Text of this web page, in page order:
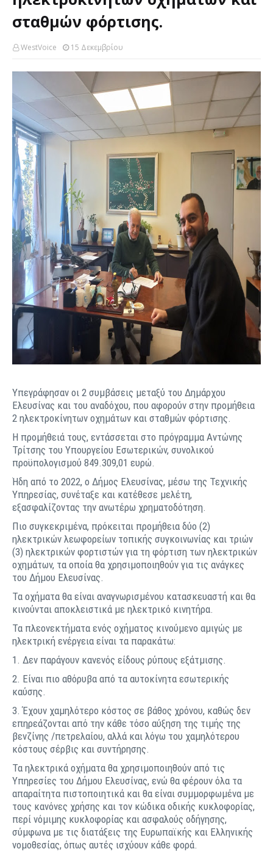
σταθμών φόρτισης.
WestVoice 15 Δεκεμβρίου
Υπεγράφησαν οι 2 συμβάσεις μεταξύ του Δημάρχου
Ελευσίνας και του αναδόχου, που αφορούν στην προμήθεια
2 ηλεκτροκίνητων οχημάτων και σταθμών φόρτισης.
Η προμήθειά τους, εντάσσεται στο πρόγραμμα Αντώνης
Τρίτσης του Υπουργείου Εσωτερικών, συνολικού
προϋπολογισμού 849.309,01 ευρώ.
Ήδη από το 2022, ο Δήμος Ελευσίνας, μέσω της Τεχνικής
Υπηρεσίας, συνέταξε και κατέθεσε μελέτη,
εξασφαλίζοντας την ανωτέρω χρηματοδότηση.
Πιο συγκεκριμένα, πρόκειται προμήθεια δύο (2)
ηλεκτρικών λεωφορείων τοπικής συγκοινωνίας και τριών
(3) ηλεκτρικών φορτιστών για τη φόρτιση των ηλεκτρικών
οχημάτων, τα οποία θα χρησιμοποιηθούν για τις ανάγκες
του Δήμου Ελευσίνας.
Τα οχήματα θα είναι αναγνωρισμένου κατασκευαστή και θα
κινούνται αποκλειστικά με ηλεκτρικό κινητήρα.
Τα πλεονεκτήματα ενός οχήματος κινούμενο αμιγώς με
ηλεκτρική ενέργεια είναι τα παρακάτω:
1. Δεν παράγουν κανενός είδους ρύπους εξάτμισης.
2. Είναι πιο αθόρυβα από τα αυτοκίνητα εσωτερικής
καύσης.
3. Έχουν χαμηλότερο κόστος σε βάθος χρόνου, καθώς δεν
επηρεάζονται από την κάθε τόσο αύξηση της τιμής της
βενζίνης /πετρελαίου, αλλά και λόγω του χαμηλότερου
κόστους σέρβις και συντήρησης.
Τα ηλεκτρικά οχήματα θα χρησιμοποιηθούν από τις
Υπηρεσίες του Δήμου Ελευσίνας, ενώ θα φέρουν όλα τα
απαραίτητα πιστοποιητικά και θα είναι συμμορφωμένα με
τους κανόνες χρήσης και τον κώδικα οδικής κυκλοφορίας,
περί νόμιμης κυκλοφορίας και ασφαλούς οδήγησης,
σύμφωνα με τις διατάξεις της Ευρωπαϊκής και Ελληνικής
νομοθεσίας, όπως αυτές ισχύουν κάθε φορά.